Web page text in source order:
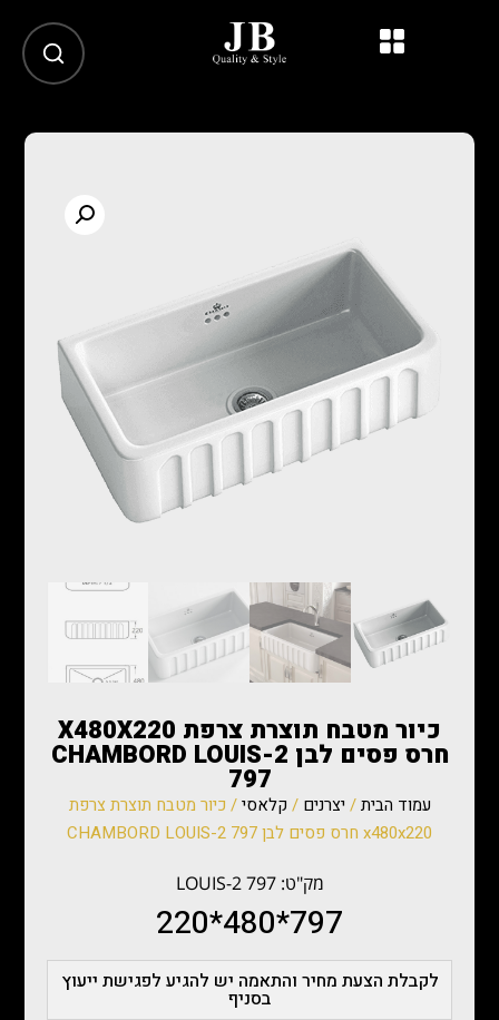
כיור מטבח תוצרת צרפת X480X220
חרס פסים לבן CHAMBORD LOUIS-2
797
עמוד הבית/ יצרנים / קלאסי/ כיור מטבח תוצרת צרפת
x480x220 חרס פסים לבן CHAMBORD LOUIS-2 797
מק"ט: LOUIS-2 797
797*480*220
לקבלת הצעת מחיר והתאמה יש להגיע לפגישת ייעוץ
בסניף